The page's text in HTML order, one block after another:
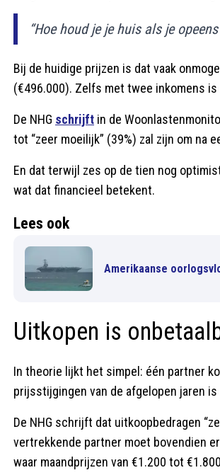
“Hoe houd je je huis als je
Bij de huidige prijzen is dat vaak
(€496.000). Zelfs met twee inkomens
De NHG schrijft in de
tot “zeer moeilijk” (39%) zal zijn om na
En dat terwijl zes op de tien nog
wat dat financieel betekent.
Lees ook
Amerikaanse
Uitkopen is
In theorie lijkt het simpel: één partner
prijsstijgingen van de afgelopen jaren
De NHG schrijft dat uitkoopbedragen
vertrekkende partner moet bovendien
waar maandprijzen van €1.200 tot